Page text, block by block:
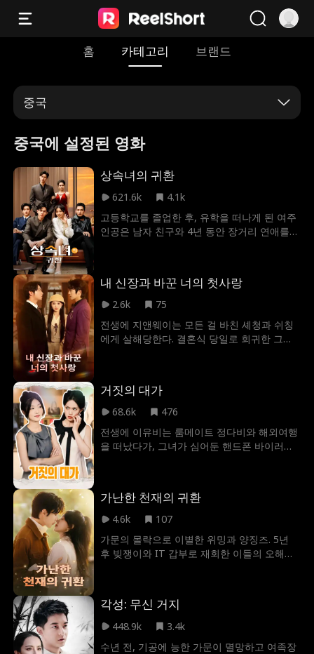
홈 카테고리 브랜드
중국
중국에 설정된 영화
상속녀의 귀환
621.6k
4.1k
고등학교를 졸업한 후, 유학을 떠나게 된 여주
인공은 남자 친구와 4년 동안 장거리 연애를
고 주장하며 일반 집안의 딸인 것처럼 행동한
다. 장거리 연애 4년 동안, 그녀는 남자 친구의
국하여 다시 남자 친구를 만났을 때, 남자 친구
가 그녀의 가문에서 입양한 딸과 팔짱을 끼고
여 재벌 가문의 진정한 상속녀인 척 연기하면
서 동창회에서 친구들과 함께 여주인공을 조
롱하고 모욕한다. 이에 진짜 상속녀인 여주인
공은 더 이상 참지 않고 세 명의 오빠의 도움을
받아 그들에게 복수한다.
내 신장과 바꾼 너의 첫사랑
2.6k
75
전생에 지앤웨이는 모든 걸 바친 셰청과 쉬칭
에게 살해당한다. 결혼식 당일로 회귀한 그녀
다. 분노한 셰청이 함부로 모욕한 구언안 역시
고귀한 신분을 가진 인물이었다. 지앤웨이는
서로의 진심을 확인한다.
거짓의 대가
68.6k
476
전생에 이유비는 룸메이트 정다비와 해외여행
을 떠났다가, 그녀가 심어둔 핸드폰 바이러스
철저한 방어벽을 세운다. 해킹과 도난 위험을
원천 차단하고자 아날로그 구형 2G폰을 사용
을 은밀히 수집하기 시작한다. 정다비는 이번
생에서도 변함없이 그녀를 무너뜨리기 위해
는 자신이 파놓은 함정에 스스로 빠져 법의 엄
중한 심판을 받게 된다.
가난한 천재의 귀환
4.6k
107
가문의 몰락으로 이별한 위밍과 양징즈. 5년
후 빚쟁이와 IT 갑부로 재회한 이들의 오해와
각성: 무신 거지
448.9k
3.4k
수년 전, 기공에 능한 가문이 멸망하고 여족장